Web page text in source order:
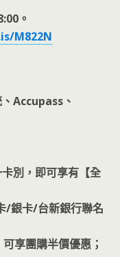
。
M822N
Accupass、
別，即可享有【全
/銀卡/台新銀行聯名
享團購半價優惠；